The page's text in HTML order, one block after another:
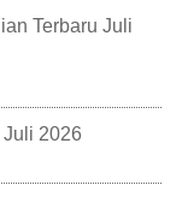
Terbaru Juli
2026